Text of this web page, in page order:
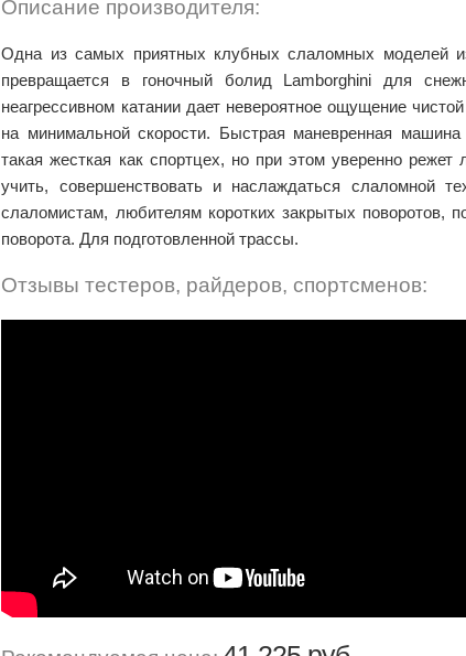
Описание производителя:
Одна из самых приятных клубных слаломных моделей
превращается в гоночный болид Lamborghini для
неагрессивном катании дает невероятное ощущение
на минимальной скорости. Быстрая маневренная
такая жесткая как спортцех, но при этом уверенно
учить, совершенствовать и наслаждаться слаломной
слаломистам, любителям коротких закрытых поворотов,
поворота. Для подготовленной трассы.
Отзывы тестеров, райдеров, спортсменов: